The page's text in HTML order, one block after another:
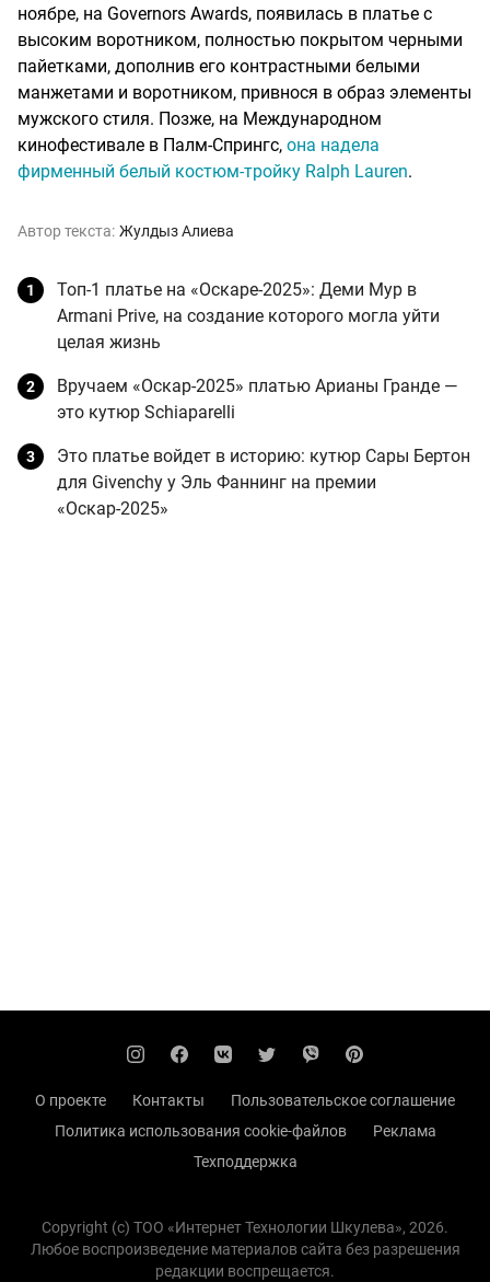
ноябре, на Governors Awards, появилась в платье с
высоким воротником, полностью покрытом черными
пайетками, дополнив его контрастными белыми
манжетами и воротником, привнося в образ элементы
мужского стиля. Позже, на Международном
кинофестивале в Палм-Спрингс, она надела
фирменный белый костюм-тройку Ralph Lauren.
Автор текста: Жулдыз Алиева
Топ-1 платье на «Оскаре-2025»: Деми Мур в
Armani Prive, на создание которого могла уйти
целая жизнь
Вручаем «Оскар-2025» платью Арианы Гранде —
это кутюр Schiaparelli
Это платье войдет в историю: кутюр Сары Бертон
для Givenchy у Эль Фаннинг на премии
«Оскар-2025»
О проекте Контакты
Пользовательское соглашение
Политика использования cookie-файлов
Реклама
Техподдержка
Copyright (с) TOO «Интернет Технологии Шкулева», 2026.
Любое воспроизведение материалов сайта без разрешения
редакции воспрещается.